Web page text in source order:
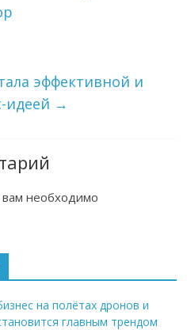
эффективной и
идеей →
вам необходимо
на полётах дронов и
главным трендом